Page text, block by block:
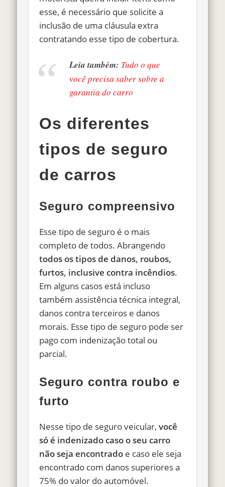
esse, é necessário que solicite a
inclusão de uma cláusula extra
contratando esse tipo de cobertura.
Leia também: Tudo o que
você precisa saber sobre a
garantia do carro
Os diferentes
tipos de seguro
de carros
Seguro compreensivo
Esse tipo de seguro é o mais
completo de todos. Abrangendo
todos os tipos de danos, roubos,
furtos, inclusive contra incêndios.
Em alguns casos está incluso
também assistência técnica integral,
danos contra terceiros e danos
morais. Esse tipo de seguro pode ser
pago com indenização total ou
parcial.
Seguro contra roubo e
furto
Nesse tipo de seguro veicular, você
só é indenizado caso o seu carro
não seja encontrado e caso ele seja
encontrado com danos superiores a
75% do valor do automóvel.